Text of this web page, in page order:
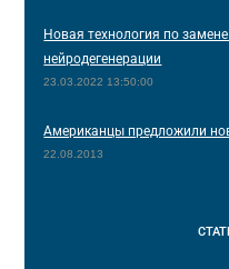
Новая технология по
нейродегенерации
23.03.2022 13:50:00
Американцы предложили
22.08.2013